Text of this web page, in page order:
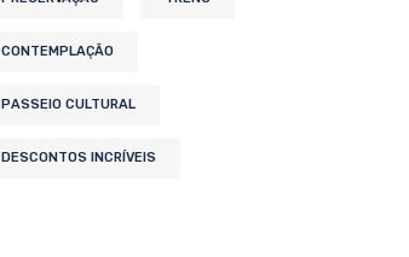
CONTEMPLAÇÃO
PASSEIO CULTURAL
DESCONTOS INCRÍVEIS